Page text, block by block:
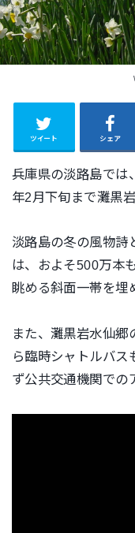
ツイート シェア
兵庫県の淡路島では
年2月下旬まで灘黒
淡路島の冬の風物詩
は、およそ500万本
眺める斜面一帯を埋
また、灘黒岩水仙郷
ら臨時シャトルバス
ず公共交通機関での